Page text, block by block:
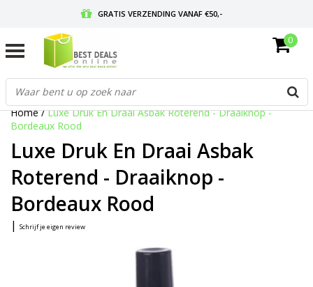
GRATIS VERZENDING VANAF €50,-
GRATIS RETOURNEREN EN 30 DAGEN BEDENKTIJD
0
Home/Luxe Druk En Draai Asbak Roterend - Draaiknop -
Bordeaux Rood
Luxe Druk En Draai Asbak
Roterend - Draaiknop -
Bordeaux Rood
| Schrijf je eigen review